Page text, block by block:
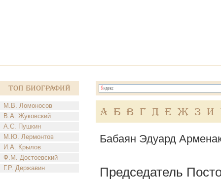
Топ Биографий
М.В. Ломоносов
В.А. Жуковский
А.С. Пушкин
М.Ю. Лермонтов
И.А. Крылов
Ф.М. Достоевский
Г.Р. Державин
А Б В Г Д Е Ж З И
Бабаян Эдуард
Председатель